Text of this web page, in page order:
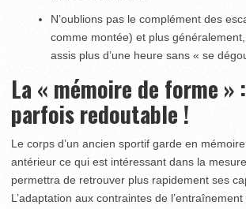
N’oublions pas le complément des
comme montée) et plus
assis plus d’une heure sans « se
La « mémoire de forme »
parfois redoutable !
Le corps d’un ancien sportif garde en
antérieur ce qui est intéressant dans la
permettra de retrouver plus rapidement ses
L’adaptation aux contraintes de